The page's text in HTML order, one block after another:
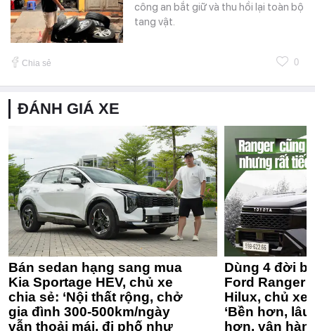
công an bắt giữ và thu hồi lại toàn bộ
tang vật.
Chia sẻ 0
ĐÁNH GIÁ XE
Bán sedan hạng sang mua
Kia Sportage HEV, chủ xe
chia sẻ: ‘Nội thất rộng, chở
gia đình 300-500km/ngày
vẫn thoải mái, đi phố như
Dùng 4 đời
Ford Ranger
Hilux, chủ xe
‘Bền hơn,
hơn, vận